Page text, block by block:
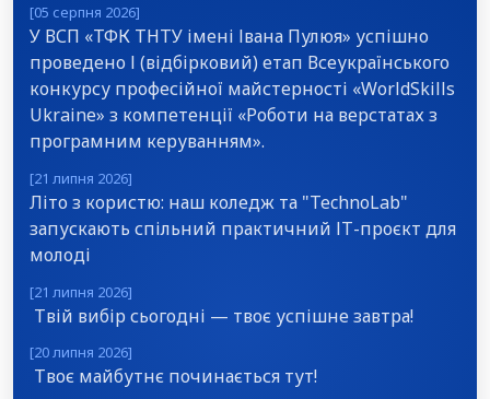
[05 серпня 2026]
У ВСП «ТФК ТНТУ імені Івана Пулюя» успішно
проведено І (відбірковий) етап Всеукраїнського
конкурсу професійної майстерності «WorldSkills
Ukraine» з компетенції «Роботи на верстатах з
програмним керуванням».
[21 липня 2026]
Літо з користю: наш коледж та "TechnoLab"
запускають спільний практичний ІТ-проєкт для
молоді
[21 липня 2026]
Твій вибір сьогодні — твоє успішне завтра!
[20 липня 2026]
Твоє майбутнє починається тут!